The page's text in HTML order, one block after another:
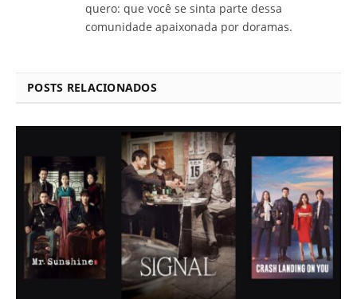
quero: que você se sinta parte dessa
comunidade apaixonada por doramas.
POSTS RELACIONADOS